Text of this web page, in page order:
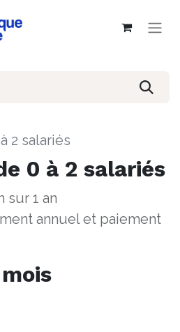
2 salariés
0 à 2 salariés
sur 1 an
annuel et paiement